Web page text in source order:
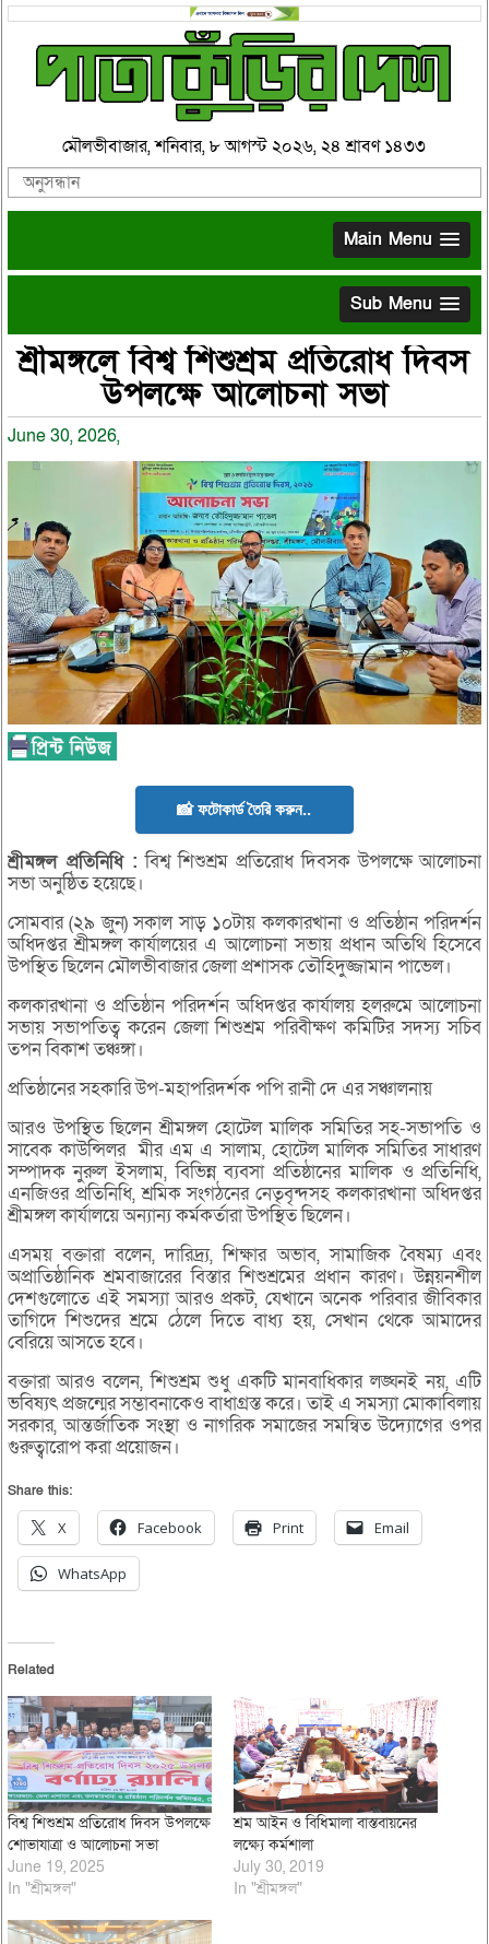
মৌলভীবাজার, শনিবার, ৮ আগস্ট ২০২৬, ২৪ শ্রাবণ ১৪৩৩
Main Menu
Sub Menu
শ্রীমঙ্গলে বিশ্ব শিশুশ্রম প্রতিরোধ দিবস
উপলক্ষে আলোচনা সভা
June 30, 2026,
📸 ফটোকার্ড তৈরি করুন..
শ্রীমঙ্গল প্রতিনিধি : বিশ্ব শিশুশ্রম প্রতিরোধ দিবসক উপলক্ষে আলোচনা
সভা অনুষ্ঠিত হয়েছে।
সোমবার (২৯ জুন) সকাল সাড় ১০টায় কলকারখানা ও প্রতিষ্ঠান পরিদর্শন
অধিদপ্তর শ্রীমঙ্গল কার্যালয়ের এ আলোচনা সভায় প্রধান অতিথি হিসেবে
উপস্থিত ছিলেন মৌলভীবাজার জেলা প্রশাসক তৌহিদুজ্জামান পাভেল।
কলকারখানা ও প্রতিষ্ঠান পরিদর্শন অধিদপ্তর কার্যালয় হলরুমে আলোচনা
সভায় সভাপতিত্ব করেন জেলা শিশুশ্রম পরিবীক্ষণ কমিটির সদস্য সচিব
তপন বিকাশ তঞ্চঙ্গা।
প্রতিষ্ঠানের সহকারি উপ-মহাপরিদর্শক পপি রানী দে এর সঞ্চালনায়
আরও উপস্থিত ছিলেন শ্রীমঙ্গল হোটেল মালিক সমিতির সহ-সভাপতি ও
সাবেক কাউন্সিলর মীর এম এ সালাম, হোটেল মালিক সমিতির সাধারণ
সম্পাদক নুরুল ইসলাম, বিভিন্ন ব্যবসা প্রতিষ্ঠানের মালিক ও প্রতিনিধি,
এনজিওর প্রতিনিধি, শ্রমিক সংগঠনের নেতৃবৃন্দসহ কলকারখানা অধিদপ্তর
শ্রীমঙ্গল কার্যালয়ে অন্যান্য কর্মকর্তারা উপস্থিত ছিলেন।
এসময় বক্তারা বলেন, দারিদ্র্য, শিক্ষার অভাব, সামাজিক বৈষম্য এবং
অপ্রাতিষ্ঠানিক শ্রমবাজারের বিস্তার শিশুশ্রমের প্রধান কারণ। উন্নয়নশীল
দেশগুলোতে এই সমস্যা আরও প্রকট, যেখানে অনেক পরিবার জীবিকার
তাগিদে শিশুদের শ্রমে ঠেলে দিতে বাধ্য হয়, সেখান থেকে আমাদের
বেরিয়ে আসতে হবে।
বক্তারা আরও বলেন, শিশুশ্রম শুধু একটি মানবাধিকার লঙ্ঘনই নয়, এটি
ভবিষ্যৎ প্রজন্মের সম্ভাবনাকেও বাধাগ্রস্ত করে। তাই এ সমস্যা মোকাবিলায়
সরকার, আন্তর্জাতিক সংস্থা ও নাগরিক সমাজের সমন্বিত উদ্যোগের ওপর
গুরুত্বারোপ করা প্রয়োজন।
Share this:
X Facebook Print Email
WhatsApp
Related
বিশ্ব শিশুশ্রম প্রতিরোধ দিবস উপলক্ষে
শোভাযাত্রা ও আলোচনা সভা
June 19, 2025
In "শ্রীমঙ্গল"
শ্রম আইন ও বিধিমালা বাস্তবায়নের
লক্ষ্যে কর্মশালা
July 30, 2019
In "শ্রীমঙ্গল"